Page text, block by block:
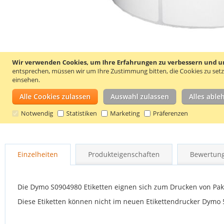
Wir verwenden Cookies, um Ihre Erfahrungen zu verbessern und
entsprechen, müssen wir um Ihre Zustimmung bitten, die Cookies zu
einsehen.
Alle Cookies zulassen Auswahl zulassen Alles
Notwendig Statistiken Marketing Präferenzen
der
Bildgalerie
Einzelheiten Produkteigenschaften
Die Dymo S0904980 Etiketten eignen sich zum Drucken von
Diese Etiketten können nicht im neuen Etikettendrucker